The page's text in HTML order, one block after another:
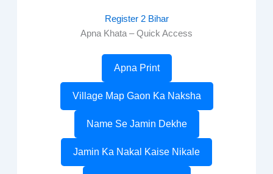
Register 2 Bihar
Apna Khata – Quick Access
Apna Print
Village Map Gaon Ka Naksha
Name Se Jamin Dekhe
Jamin Ka Nakal Kaise Nikale